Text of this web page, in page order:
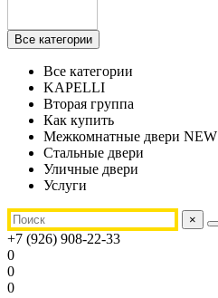
Все категории
Все категории
KAPELLI
Вторая группа
Как купить
Межкомнатные двери NEW
Стальные двери
Уличные двери
Услуги
×
+7 (926) 908-22-33
0
0
0